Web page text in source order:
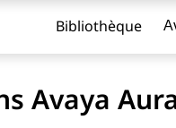
Bibliothèque
Avaya